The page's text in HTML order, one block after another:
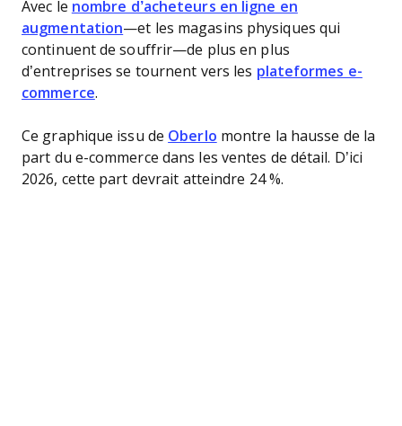
Avec le nombre d’acheteurs en ligne en
augmentation—et les magasins physiques qui
continuent de souffrir—de plus en plus
d’entreprises se tournent vers les plateformes e-
commerce.
Ce graphique issu de Oberlo montre la hausse de la
part du e-commerce dans les ventes de détail. D’ici
2026, cette part devrait atteindre 24 %.